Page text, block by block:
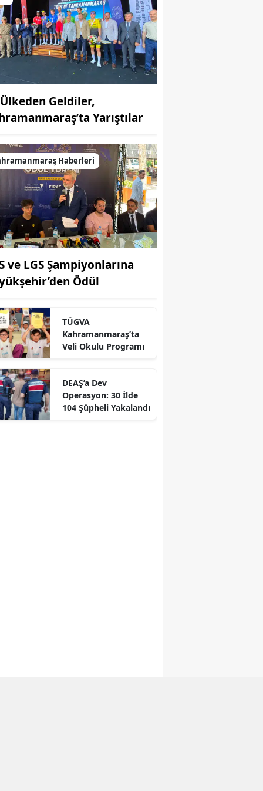
Geldiler,
Yarıştılar
Haberleri
ve LGS Şampiyonlarına
Ödül
TÜGVA
Kahramanmaraş’ta
Veli Okulu Programı
DEAŞ’a Dev
Operasyon: 30 İlde
104 Şüpheli Yakalandı